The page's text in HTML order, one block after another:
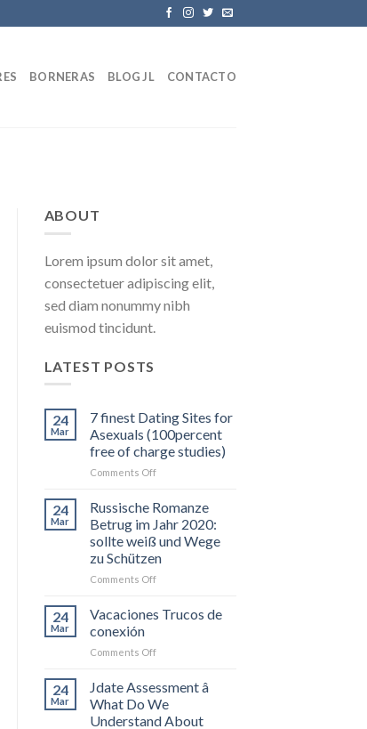
BORNERAS BLOG JL CONTACTO
ABOUT
Lorem ipsum dolor sit amet,
consectetuer adipiscing elit,
sed diam nonummy nibh
euismod tincidunt.
LATEST POSTS
24
Mar
7 finest Dating Sites for
Asexuals (100percent
free of charge studies)
Comments Offon
finest
Sites
for
Asexuals
(100percent
of
charge
24
Mar
Russische Romanze
Betrug im Jahr 2020:
sollte weiß und Wege
zu Schützen
Comments Offon
Romanze
Jahr
sollte
weiß
und
24
Mar
Vacaciones Trucos de
conexión
Comments Offon
conexión
24
Mar
Jdate Assessment â
What Do We
Understand About